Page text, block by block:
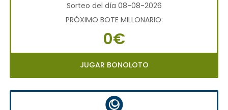
Sorteo del día 08-08-2026
PRÓXIMO BOTE MILLONARIO:
0€
JUGAR BONOLOTO